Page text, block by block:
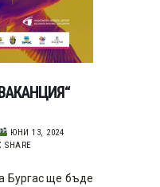
ЮНИ 13, 2024
SHARE
Бургас ще бъде